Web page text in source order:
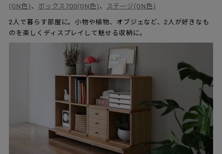
(ON色) 、 ボックス700(ON色) 、 ステージ(ON色)
2人で暮らす部屋に。小物や植物、オブジェなど、2人が好きなも
のを楽しくディスプレイして魅せる収納に。